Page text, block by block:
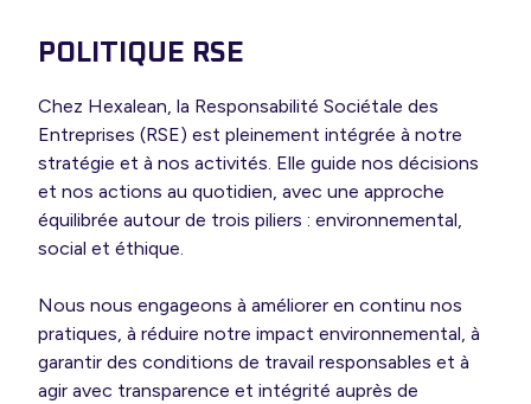
POLITIQUE RSE
Chez Hexalean, la Responsabilité Sociétale des
Entreprises (RSE) est pleinement intégrée à notre
stratégie et à nos activités. Elle guide nos décisions
et nos actions au quotidien, avec une approche
équilibrée autour de trois piliers : environnemental,
social et éthique.
Nous nous engageons à améliorer en continu nos
pratiques, à réduire notre impact environnemental, à
garantir des conditions de travail responsables et à
agir avec transparence et intégrité auprès de